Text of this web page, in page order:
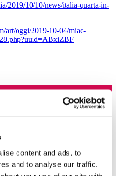
content and ads, to
and to analyse our traffic.
2019/10/10/news/italia-quarta-in-
art/oggi/2019-10-04/miac-
Commissione al